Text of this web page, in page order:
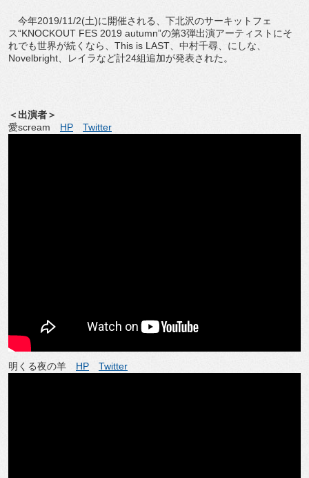
今年2019/11/2(土)に開催される、下北沢のサーキットフェ
ス“KNOCKOUT FES 2019 autumn”の第3弾出演アーティストにそ
れでも世界が続くなら、This is LAST、中村千尋、にしな、
Novelbright、レイラなど計24組追加が発表された。
＜出演者＞
愛scream HP Twitter
明くる夜の羊 HP Twitter